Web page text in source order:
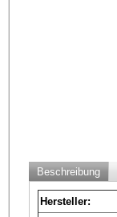
Beschreibung
Hersteller: